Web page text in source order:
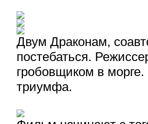
Двум Драконам,
постебаться.
гробовщиком в морге.
триумфа.